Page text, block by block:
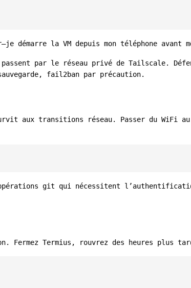
la VM depuis mon téléphone avant
par le réseau privé de Tailscale.
fail2ban par précaution.
aux transitions réseau. Passer du WiFi
git qui nécessitent
Fermez Termius, rouvrez des heures plus